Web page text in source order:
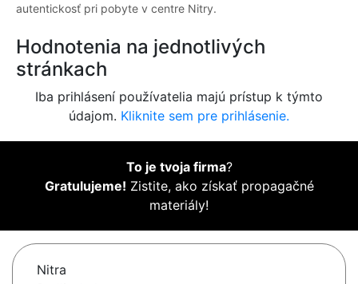
autentickosť pri pobyte v centre Nitry.
Hodnotenia na jednotlivých
stránkach
Iba prihlásení používatelia majú prístup k týmto
údajom. Kliknite sem pre prihlásenie.
To je tvoja firma?
Gratulujeme! Zistite, ako získať propagačné
materiály!
Nitra